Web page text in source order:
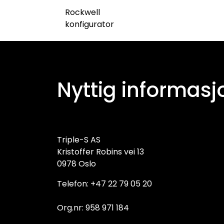
Rockwell
konfigurator
Nyttig
Triple-S AS
Kristoffer Robins vei 13
0978 Oslo
Telefon: +47 22 79 05 20
Org.nr: 958 971 184